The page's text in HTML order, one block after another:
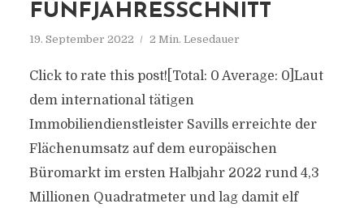
FÜNFJAHRESSCHNITT
19. September 2022 2 Min. Lesedauer
Click to rate this post![Total: 0 Average: 0]Laut
dem international tätigen
Immobiliendienstleister Savills erreichte der
Flächenumsatz auf dem europäischen
Büromarkt im ersten Halbjahr 2022 rund 4,3
Millionen Quadratmeter und lag damit elf